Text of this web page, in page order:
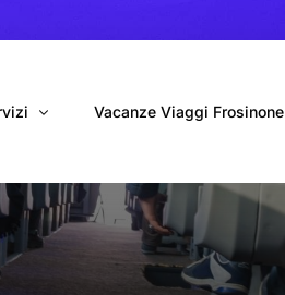
da Fiumicino
da Ciampino
Vacanze Viaggi Frosinone